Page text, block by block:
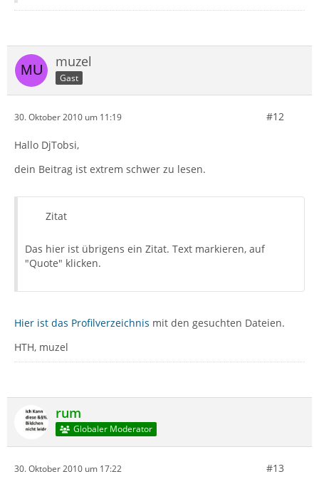
muzel
Gast
30. Oktober 2010 um 11:19 #12
Hallo DjTobsi,
dein Beitrag ist extrem schwer zu lesen.
Zitat
Das hier ist übrigens ein Zitat. Text markieren, auf
"Quote" klicken.
Hier ist das Profilverzeichnis mit den gesuchten Dateien.
HTH, muzel
rum
Globaler Moderator
30. Oktober 2010 um 17:22 #13